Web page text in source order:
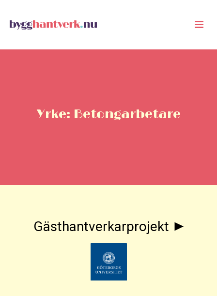
Yrke: Betongarbetare
Gästhantverkarprojekt